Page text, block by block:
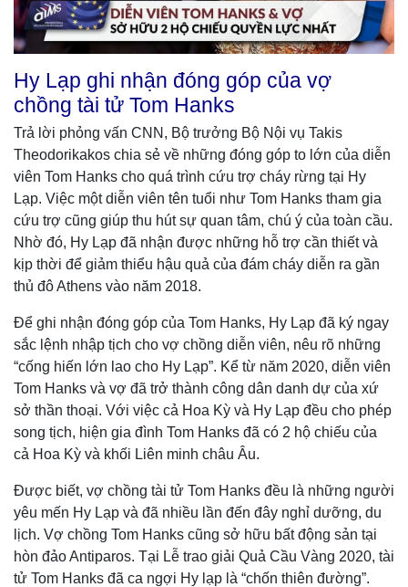
Hy Lạp ghi nhận đóng góp của vợ
chồng tài tử Tom Hanks
Trả lời phỏng vấn CNN, Bộ trưởng Bộ Nội vụ Takis
Theodorikakos chia sẻ về những đóng góp to lớn của diễn
viên Tom Hanks cho quá trình cứu trợ cháy rừng tại Hy
Lạp. Việc một diễn viên tên tuổi như Tom Hanks tham gia
cứu trợ cũng giúp thu hút sự quan tâm, chú ý của toàn cầu.
Nhờ đó, Hy Lạp đã nhận được những hỗ trợ cần thiết và
kịp thời để giảm thiểu hậu quả của đám cháy diễn ra gần
thủ đô Athens vào năm 2018.
Để ghi nhận đóng góp của Tom Hanks, Hy Lạp đã ký ngay
sắc lệnh nhập tịch cho vợ chồng diễn viên, nêu rõ những
“cống hiến lớn lao cho Hy Lạp”. Kể từ năm 2020, diễn viên
Tom Hanks và vợ đã trở thành công dân danh dự của xứ
sở thần thoại. Với việc cả Hoa Kỳ và Hy Lạp đều cho phép
song tịch, hiện gia đình Tom Hanks đã có 2 hộ chiếu của
cả Hoa Kỳ và khối Liên minh châu Âu.
Được biết, vợ chồng tài tử Tom Hanks đều là những người
yêu mến Hy Lạp và đã nhiều lần đến đây nghỉ dưỡng, du
lịch. Vợ chồng Tom Hanks cũng sở hữu bất động sản tại
hòn đảo Antiparos. Tại Lễ trao giải Quả Cầu Vàng 2020, tài
tử Tom Hanks đã ca ngợi Hy lạp là “chốn thiên đường”.